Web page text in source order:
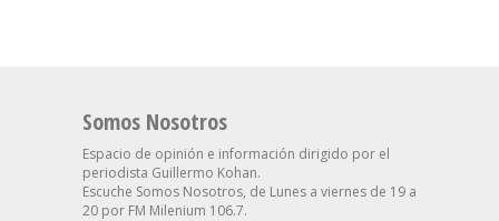
Somos Nosotros
Espacio de opinión e información dirigido por el
periodista Guillermo Kohan.
Escuche Somos Nosotros, de Lunes a viernes de 19 a
20 por FM Milenium 106.7.